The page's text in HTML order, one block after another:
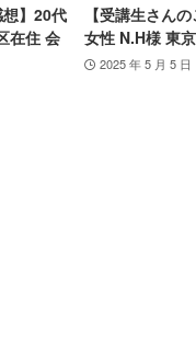
想】20代
在住 会
【受講生さん
女性 N.H様 東
2025 年 5 月 5 日